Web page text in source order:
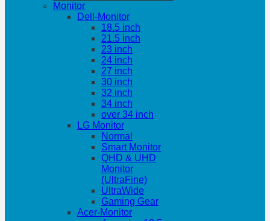
Monitor
Dell-Monitor
18.5 inch
21.5 inch
23 inch
24 inch
27 inch
30 inch
32 inch
34 inch
over 34 inch
LG Monitor
Normal
Smart Monitor
QHD & UHD
Monitor
(UltraFine)
UltraWide
Gaming Gear
Acer-Monitor